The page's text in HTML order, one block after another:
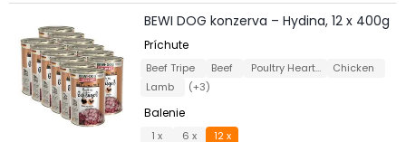
BEWI DOG konzerva – Hydina, 12 x 400g
Príchute
Beef Tripe Beef Poultry Hearts
Chicken
Lamb
(+3)
Balenie
1 x 6 x 12 x